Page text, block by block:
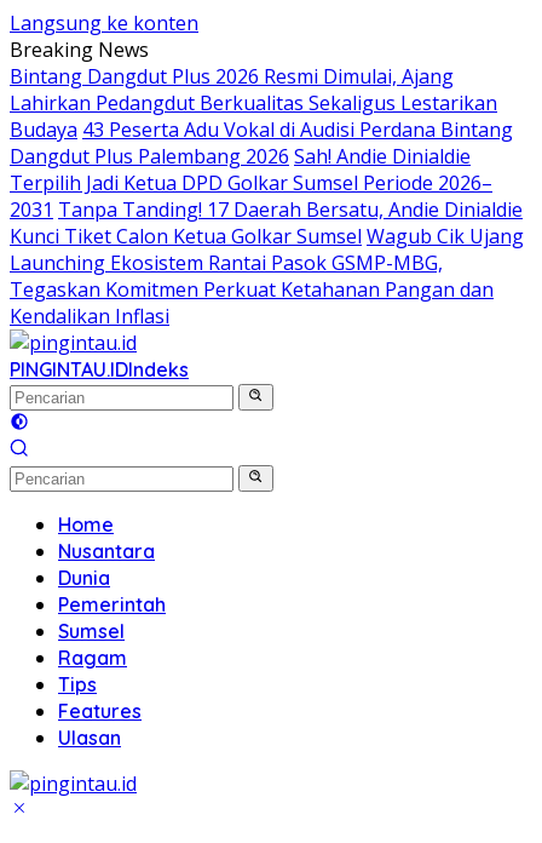
Langsung ke konten
Breaking News
Bintang Dangdut Plus 2026 Resmi Dimulai, Ajang
Lahirkan Pedangdut Berkualitas Sekaligus Lestarikan
Budaya 43 Peserta Adu Vokal di Audisi Perdana Bintang
Dangdut Plus Palembang 2026 Sah! Andie Dinialdie
Terpilih Jadi Ketua DPD Golkar Sumsel Periode 2026–
2031 Tanpa Tanding! 17 Daerah Bersatu, Andie Dinialdie
Kunci Tiket Calon Ketua Golkar Sumsel Wagub Cik Ujang
Launching Ekosistem Rantai Pasok GSMP-MBG,
Tegaskan Komitmen Perkuat Ketahanan Pangan dan
Kendalikan Inflasi
PINGINTAU.IDIndeks
Home
Nusantara
Dunia
Pemerintah
Sumsel
Ragam
Tips
Features
Ulasan